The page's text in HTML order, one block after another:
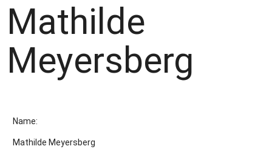
Mathilde
Meyersberg
Name:
Mathilde Meyersberg